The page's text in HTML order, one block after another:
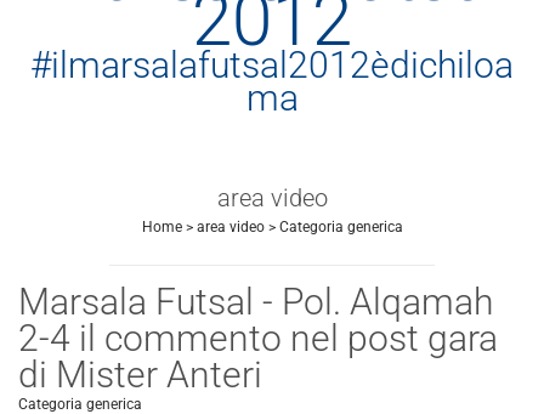
2012
#ilmarsalafutsal2012èdichiloa
ma
area video
Home> area video> Categoria generica
Marsala Futsal - Pol. Alqamah
2-4 il commento nel post gara
di Mister Anteri
Categoria generica